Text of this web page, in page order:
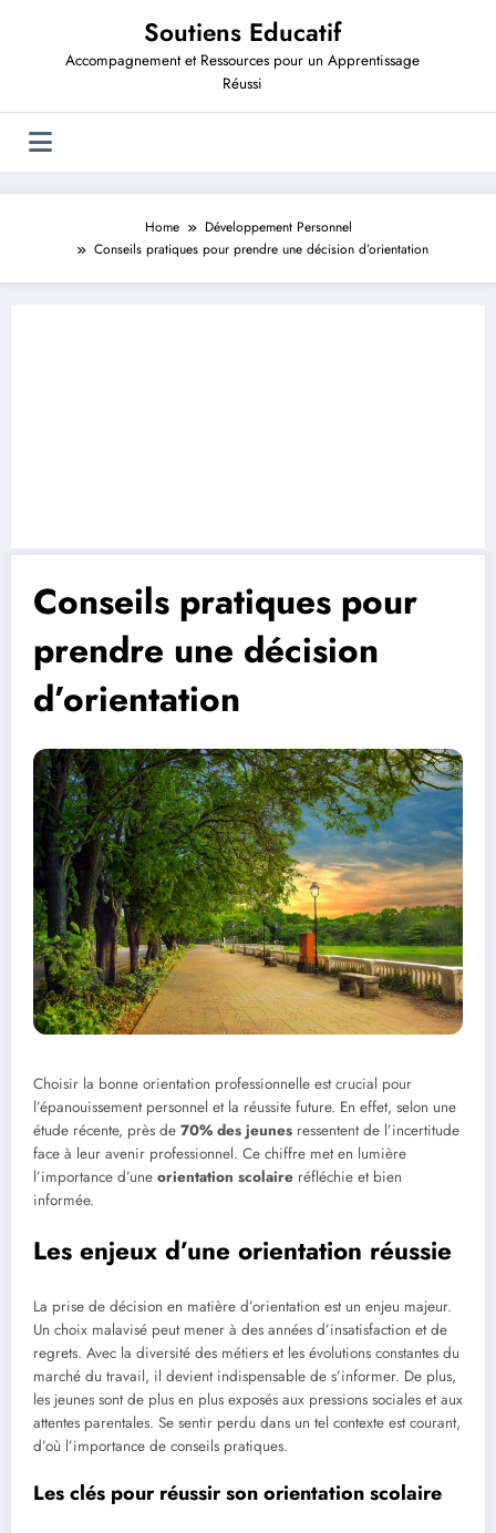
Soutiens Educatif
Accompagnement et Ressources pour un Apprentissage
Réussi
Home
Développement Personnel
Conseils pratiques pour prendre une décision d’orientation
Conseils pratiques pour
prendre une décision
d’orientation
Choisir la bonne orientation professionnelle est crucial pour
l’épanouissement personnel et la réussite future. En effet, selon une
étude récente, près de 70% des jeunes ressentent de l’incertitude
face à leur avenir professionnel. Ce chiffre met en lumière
l’importance d’une orientation scolaire réfléchie et bien
informée.
Les enjeux d’une orientation réussie
La prise de décision en matière d’orientation est un enjeu majeur.
Un choix malavisé peut mener à des années d’insatisfaction et de
regrets. Avec la diversité des métiers et les évolutions constantes du
marché du travail, il devient indispensable de s’informer. De plus,
les jeunes sont de plus en plus exposés aux pressions sociales et aux
attentes parentales. Se sentir perdu dans un tel contexte est courant,
d’où l’importance de conseils pratiques.
Les clés pour réussir son orientation scolaire